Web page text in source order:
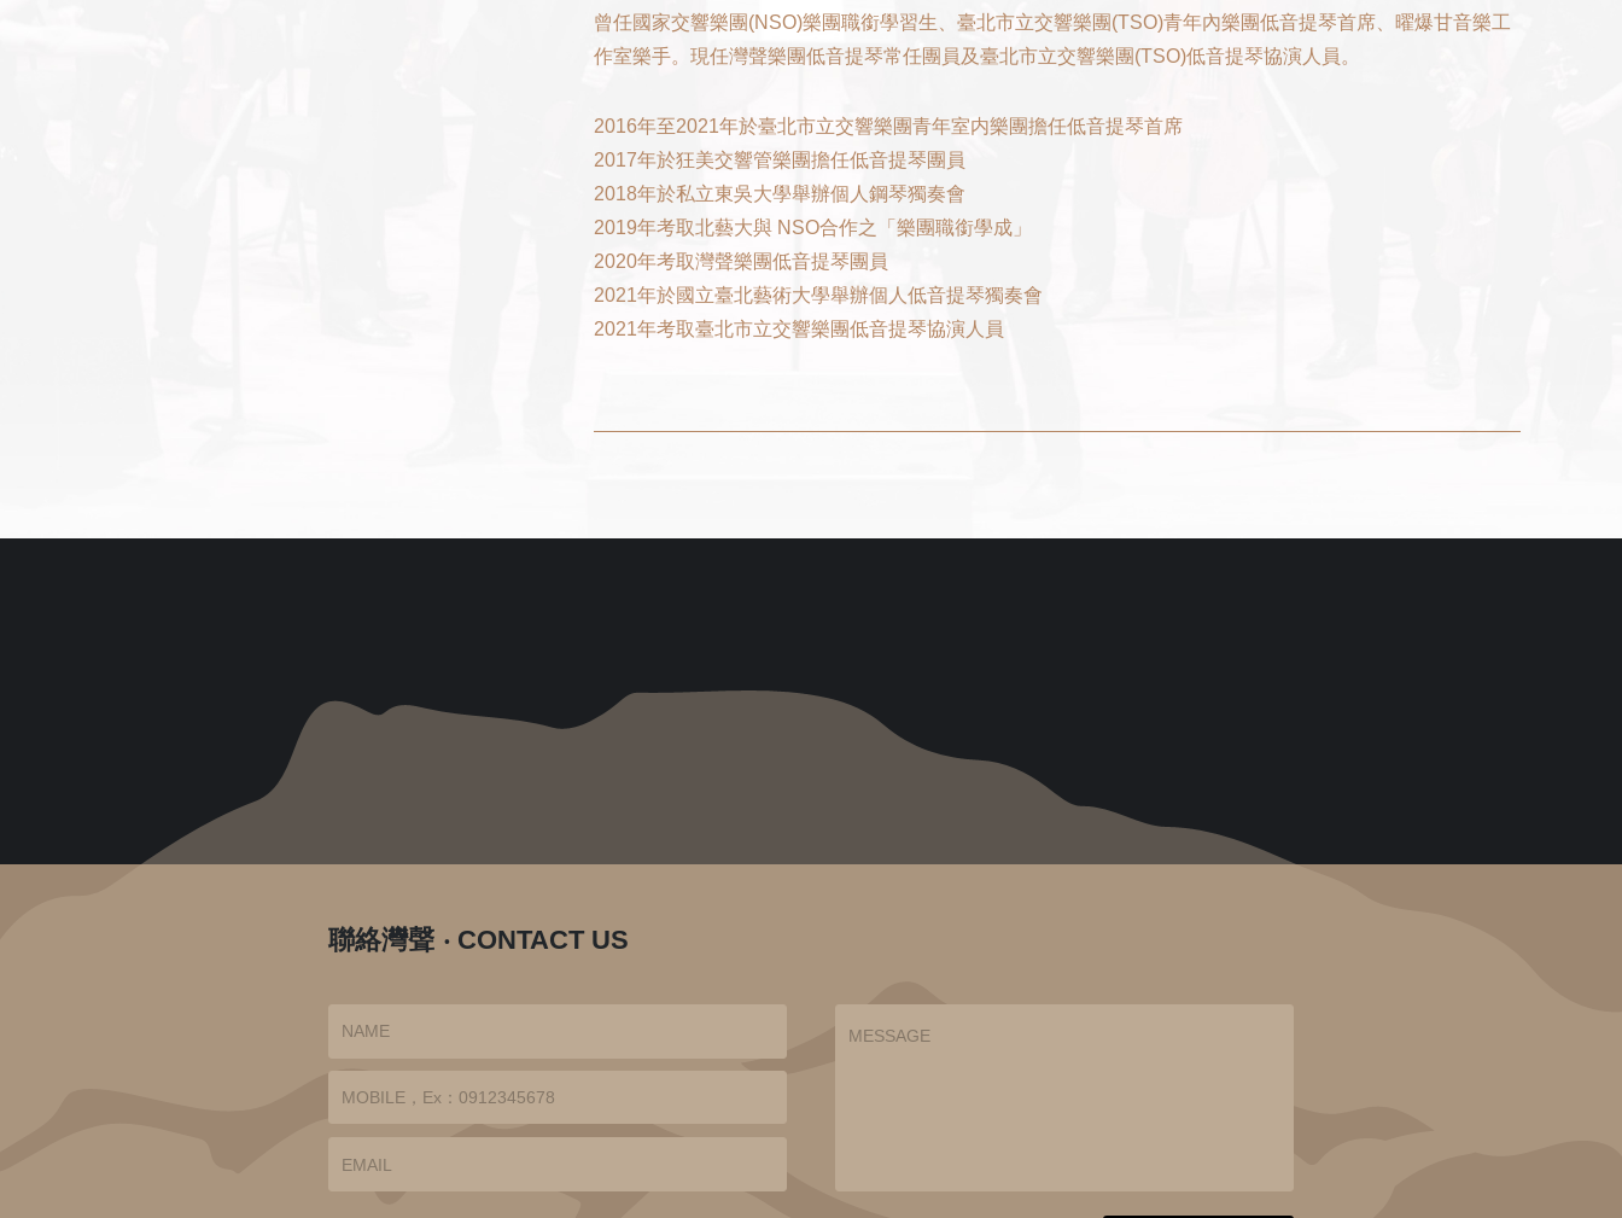
曾任國家交響樂團(NSO)樂團職銜學習生、臺北市立交響樂團(TSO)青年內樂團低音提琴首席、曜爆甘音樂工
作室樂手。現任灣聲樂團低音提琴常任團員及臺北市立交響樂團(TSO)低音提琴協演人員。
2016年至2021年於臺北市立交響樂團青年室内樂團擔任低音提琴首席
2017年於狂美交響管樂團擔任低音提琴團員
2018年於私立東吳大學舉辦個人鋼琴獨奏會
2019年考取北藝大與 NSO合作之「樂團職銜學成」
2020年考取灣聲樂團低音提琴團員
2021年於國立臺北藝術大學舉辦個人低音提琴獨奏會
2021年考取臺北市立交響樂團低音提琴協演人員
聯絡灣聲 ‧ CONTACT US